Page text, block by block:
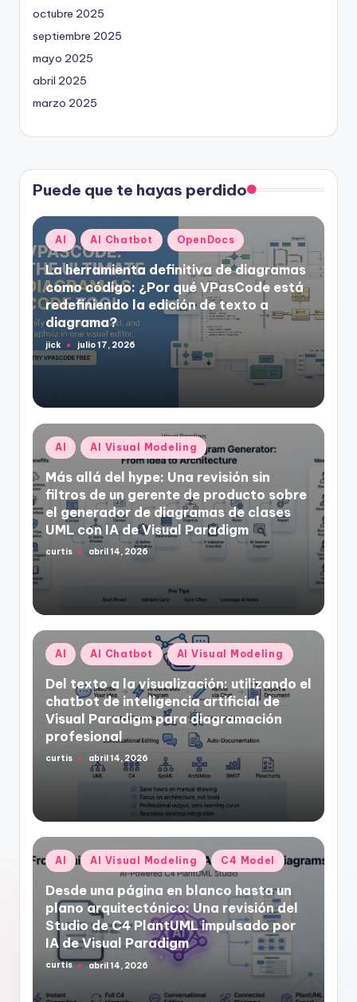
octubre 2025
septiembre 2025
mayo 2025
abril 2025
marzo 2025
Puede que te hayas perdido
Publicado
en
AI AI Chatbot OpenDocs
La herramienta definitiva de diagramas
como código: ¿Por qué VPasCode está
redefiniendo la edición de texto a
diagrama?
Publicado
por
jick julio 17, 2026
Publicado
en
AI AI Visual Modeling
Más allá del hype: Una revisión sin
filtros de un gerente de producto sobre
el generador de diagramas de clases
UML con IA de Visual Paradigm
Publicado
curtis abril 14, 2026
Publicado
en
AI AI Chatbot AI Visual Modeling
Del texto a la visualización: utilizando el
chatbot de inteligencia artificial de
Visual Paradigm para diagramación
profesional
Publicado
curtis abril 14, 2026
Publicado
en
AI AI Visual Modeling C4 Model
Desde una página en blanco hasta un
plano arquitectónico: Una revisión del
Studio de C4 PlantUML impulsado por
IA de Visual Paradigm
Publicado
curtis abril 14, 2026